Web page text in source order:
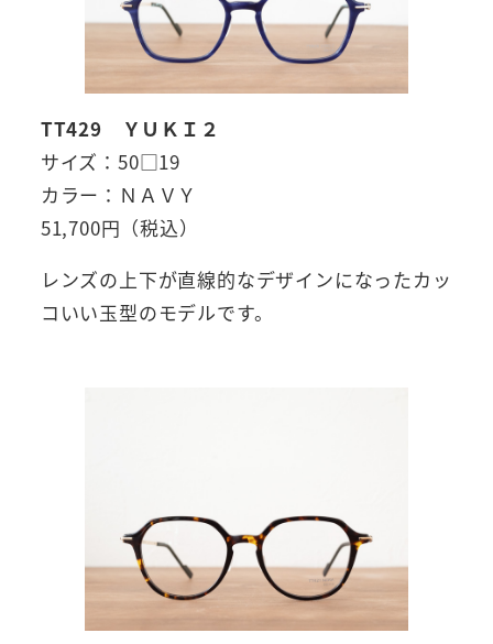
TT429 ＹＵＫＩ２
サイズ：50□19
カラー：ＮＡＶＹ
51,700円（税込）
レンズの上下が直線的なデザインになったカッ
コいい玉型のモデルです。